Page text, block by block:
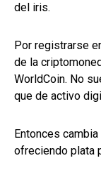
del iris.
Por registrarse
de la
WorldCoin. No
que de activo
Entonces
ofreciendo plata